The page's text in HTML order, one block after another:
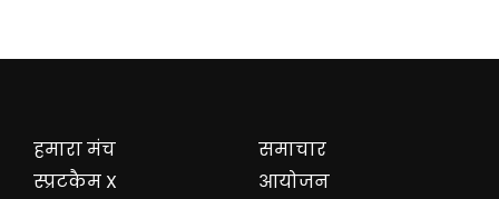
समाचार
आयोजन
हमारा मंच
स्प्रटकैम X